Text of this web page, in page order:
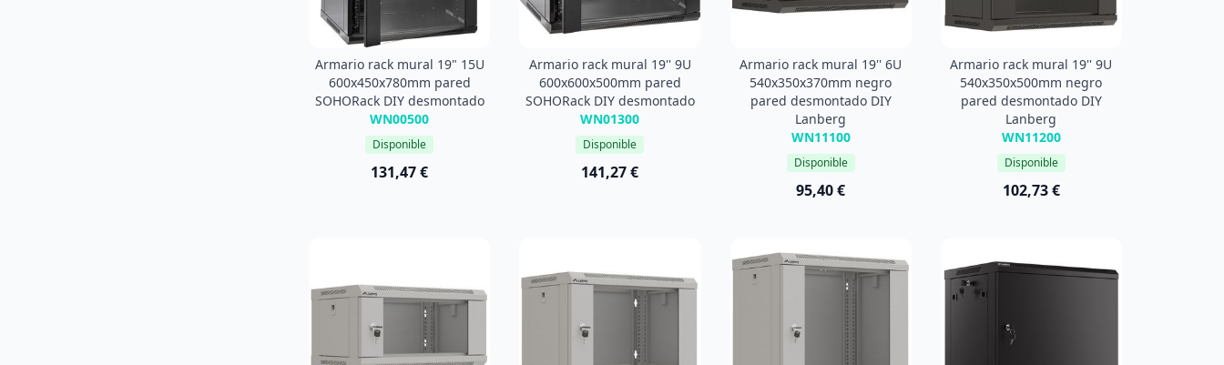
Armario rack mural 19" 15U
600x450x780mm pared
SOHORack DIY desmontado
WN00500
Disponible
131,47 €
Armario rack mural 19'' 9U
600x600x500mm pared
SOHORack DIY desmontado
WN01300
Disponible
141,27 €
Armario rack mural 19'' 6U
540x350x370mm negro
pared desmontado DIY
Lanberg
WN11100
Disponible
95,40 €
Armario rack mural 19'' 9U
540x350x500mm negro
pared desmontado DIY
Lanberg
WN11200
Disponible
102,73 €